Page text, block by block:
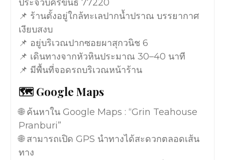
ประจวบคีรีขันธ์ 77220
📌 ร้านตั้งอยู่ใกล้ทะเลปากน้ำปราณ บรรยากาศ
เงียบสงบ
📌 อยู่บริเวณปากซอยผาสุกวนิช 6
📌 เดินทางจากหัวหินประมาณ 30–40 นาที
📌 มีพื้นที่จอดรถบริเวณหน้าร้าน
🗺️ Google Maps
🌐 ค้นหาใน Google Maps : “Grin Teahouse
Pranburi”
🌐 สามารถเปิด GPS นำทางได้สะดวกตลอดเส้น
ทาง